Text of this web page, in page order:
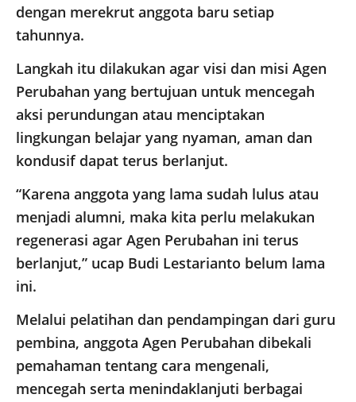
dengan merekrut anggota baru setiap
tahunnya.
Langkah itu dilakukan agar visi dan misi Agen
Perubahan yang bertujuan untuk mencegah
aksi perundungan atau menciptakan
lingkungan belajar yang nyaman, aman dan
kondusif dapat terus berlanjut.
“Karena anggota yang lama sudah lulus atau
menjadi alumni, maka kita perlu melakukan
regenerasi agar Agen Perubahan ini terus
berlanjut,” ucap Budi Lestarianto belum lama
ini.
Melalui pelatihan dan pendampingan dari guru
pembina, anggota Agen Perubahan dibekali
pemahaman tentang cara mengenali,
mencegah serta menindaklanjuti berbagai